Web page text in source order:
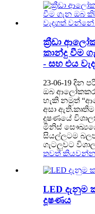
ක්‍රීඩා
කාන්දු වීම
- සහ එය
23-06-19 දින
ඔබ
හැකි නමුත්
අසා
දූෂණයේ
මිනිස්
සියල්ලටම
ගැටලුවට
තවත් කියවන්න
LED දැනුම
දූෂණය